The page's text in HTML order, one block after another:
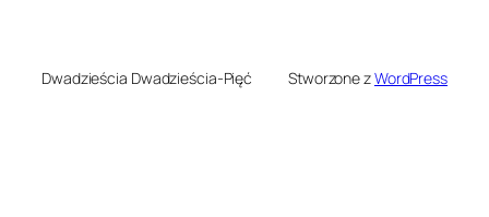
Dwadzieścia Dwadzieścia-Pięć Stworzone zWordPress